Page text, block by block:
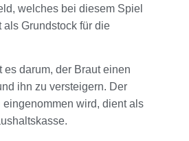
welches bei diesem Spiel
Grundstock für die
darum, der Braut einen
ihn zu versteigern. Der
wird, dient als